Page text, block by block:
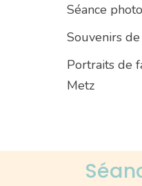
Séance
Souvenirs
Portraits de
Metz